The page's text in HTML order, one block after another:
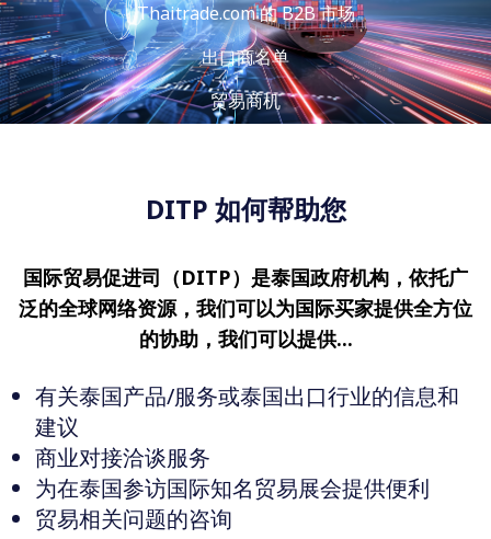
Thaitrade.com 的 B2B 市场
出口商名单
贸易商机
DITP 如何帮助您
国际贸易促进司（DITP）是泰国政府机构，依托广
泛的全球网络资源，我们可以为国际买家提供全方位
的协助，我们可以提供...
有关泰国产品/服务或泰国出口行业的信息和
建议
商业对接洽谈服务
为在泰国参访国际知名贸易展会提供便利
贸易相关问题的咨询